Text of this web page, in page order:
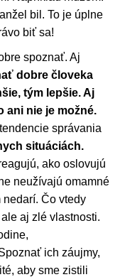
bil. To je úplne
biť sa!
spoznať. Aj
dobre človeka
tým lepšie. Aj
ani nie je možné.
správania
situáciách.
ako oslovujú
neužívajú omamné
nedarí. Čo vtedy
aj zlé vlastnosti.
ich záujmy,
aby sme zistili